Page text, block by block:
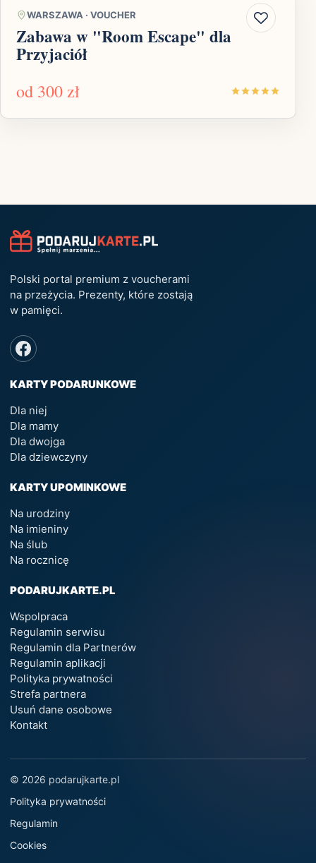
WARSZAWA · VOUCHER
Zabawa w "Room Escape" dla
Przyjaciół
od 300 zł
Polski portal premium z voucherami
na przeżycia. Prezenty, które zostają
w pamięci.
KARTY PODARUNKOWE
Dla niej
Dla mamy
Dla dwojga
Dla dziewczyny
KARTY UPOMINKOWE
Na urodziny
Na imieniny
Na ślub
Na rocznicę
PODARUJKARTE.PL
Wspolpraca
Regulamin serwisu
Regulamin dla Partnerów
Regulamin aplikacji
Polityka prywatności
Strefa partnera
Usuń dane osobowe
Kontakt
© 2026 podarujkarte.pl
Polityka prywatności
Regulamin
Cookies